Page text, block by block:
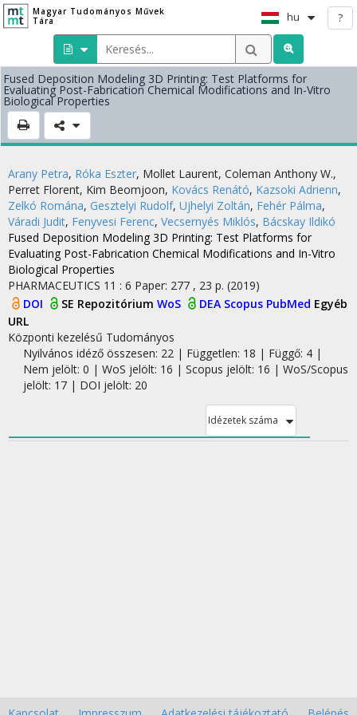
Magyar Tudományos Művek
Tára
hu ?
Fused Deposition Modeling 3D Printing: Test Platforms for
Evaluating Post-Fabrication Chemical Modifications and In-Vitro
Biological Properties
Arany Petra, Róka Eszter, Mollet Laurent, Coleman Anthony W.,
Perret Florent, Kim Beomjoon, Kovács Renátó, Kazsoki Adrienn,
Zelkó Romána, Gesztelyi Rudolf, Ujhelyi Zoltán, Fehér Pálma,
Váradi Judit, Fenyvesi Ferenc, Vecsernyés Miklós, Bácskay Ildikó
Fused Deposition Modeling 3D Printing: Test Platforms for
Evaluating Post-Fabrication Chemical Modifications and In-Vitro
Biological Properties
PHARMACEUTICS 11 : 6 Paper: 277 , 23 p. (2019)
DOI
SE Repozitórium WoS DEA Scopus PubMed Egyéb
URL
Központi kezelésű Tudományos
Nyilvános idéző összesen: 22 | Független: 18 | Függő: 4 |
Nem jelölt: 0 | WoS jelölt: 16 | Scopus jelölt: 16 | WoS/Scopus
jelölt: 17 | DOI jelölt: 20
Idézetek száma